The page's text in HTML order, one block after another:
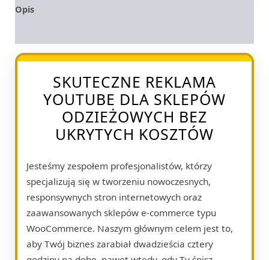
Opis
SKUTECZNE REKLAMA
YOUTUBE DLA SKLEPÓW
ODZIEŻOWYCH BEZ
UKRYTYCH KOSZTÓW
Jesteśmy zespołem profesjonalistów, którzy
specjalizują się w tworzeniu nowoczesnych,
responsywnych stron internetowych oraz
zaawansowanych sklepów e-commerce typu
WooCommerce. Naszym głównym celem jest to,
aby Twój biznes zarabiał dwadzieścia cztery